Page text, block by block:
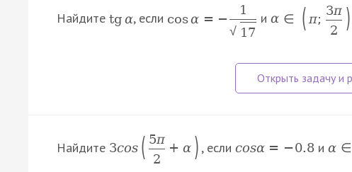
Найдите tgα, если cosα = −
1
√ 17
иα ∈ ( π;
3π
2
)
Найдите 3cos ( 5π
2
+ α ) , если cosα = −0.8 иα ∈